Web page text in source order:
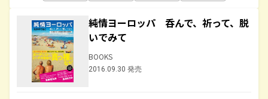
純情ヨーロッパ 呑んで、祈って、脱
いでみて
BOOKS
2016.09.30 発売